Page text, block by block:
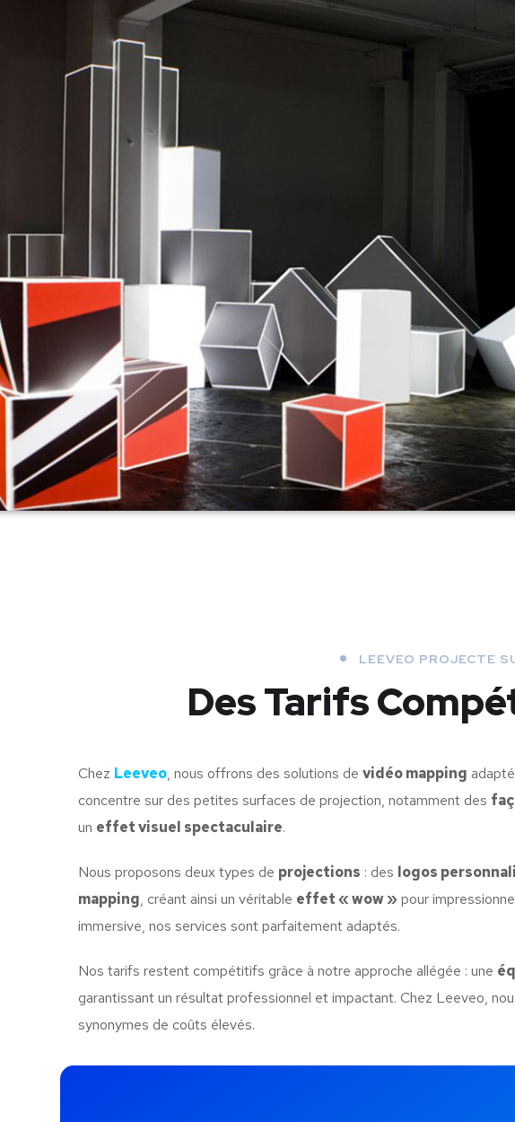
LEEVEO PROJECTE
Des Tarifs
Chez Leeveo, nous offrons des solutions de vidéo mapping
concentre sur des petites surfaces de projection, notamment des
un effet visuel spectaculaire.
Nous proposons deux types de projections : des logos
mapping, créant ainsi un véritable effet « wow »pour
immersive, nos services sont parfaitement adaptés.
Nos tarifs restent compétitifs grâce à notre approche allégée : une
garantissant un résultat professionnel et impactant. Chez Leeveo,
synonymes de coûts élevés.